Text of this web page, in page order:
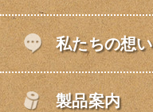
私たちの想い
製品案内